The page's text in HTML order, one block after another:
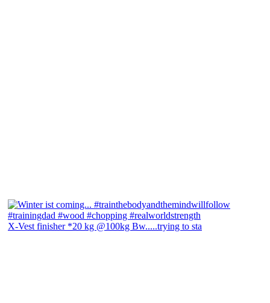
X-Vest finisher *20 kg @100kg Bw.....trying to sta